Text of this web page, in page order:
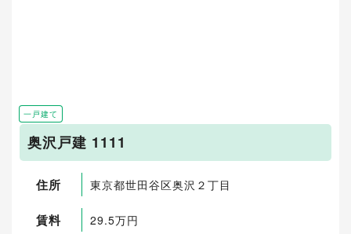
一戸建て
奥沢戸建 1111
住所 東京都世田谷区奥沢２丁目
賃料 29.5万円